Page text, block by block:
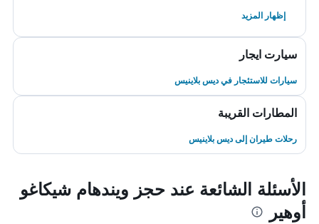
إظهار المزيد
سيارت ايجار
سيارات للاستئجار في ديس بلاينيس
المطارات القريبة
رحلات طيران إلى ديس بلاينيس
الأسئلة الشائعة عند حجز ويندهام شيكاغو
أوهير